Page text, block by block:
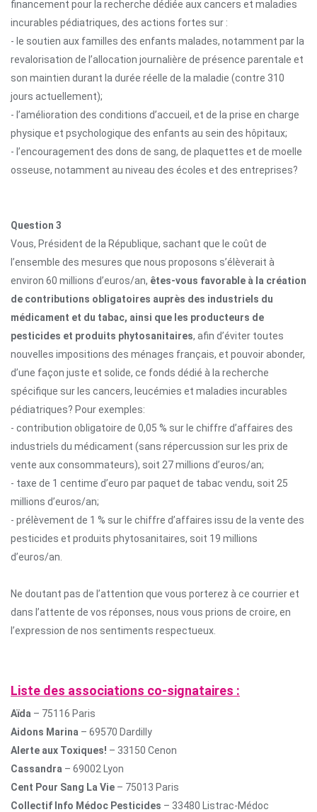
financement pour la recherche dédiée aux cancers et maladies
incurables pédiatriques, des actions fortes sur :
- le soutien aux familles des enfants malades, notamment par la
revalorisation de l’allocation journalière de présence parentale et
son maintien durant la durée réelle de la maladie (contre 310
jours actuellement);
- l’amélioration des conditions d’accueil, et de la prise en charge
physique et psychologique des enfants au sein des hôpitaux;
- l’encouragement des dons de sang, de plaquettes et de moelle
osseuse, notamment au niveau des écoles et des entreprises?
Question 3
Vous, Président de la République, sachant que le coût de
l’ensemble des mesures que nous proposons s’élèverait à
environ 60 millions d’euros/an, êtes-vous favorable à la création
de contributions obligatoires auprès des industriels du
médicament et du tabac, ainsi que les producteurs de
pesticides et produits phytosanitaires, afin d’éviter toutes
nouvelles impositions des ménages français, et pouvoir abonder,
d’une façon juste et solide, ce fonds dédié à la recherche
spécifique sur les cancers, leucémies et maladies incurables
pédiatriques? Pour exemples:
- contribution obligatoire de 0,05 % sur le chiffre d’affaires des
industriels du médicament (sans répercussion sur les prix de
vente aux consommateurs), soit 27 millions d’euros/an;
- taxe de 1 centime d’euro par paquet de tabac vendu, soit 25
millions d’euros/an;
- prélèvement de 1 % sur le chiffre d’affaires issu de la vente des
pesticides et produits phytosanitaires, soit 19 millions
d’euros/an.
Ne doutant pas de l’attention que vous porterez à ce courrier et
dans l’attente de vos réponses, nous vous prions de croire, en
l’expression de nos sentiments respectueux.
Liste des associations co-signataires :
Aïda – 75116 Paris
Aidons Marina – 69570 Dardilly
Alerte aux Toxiques! – 33150 Cenon
Cassandra – 69002 Lyon
Cent Pour Sang La Vie – 75013 Paris
Collectif Info Médoc Pesticides – 33480 Listrac-Médoc